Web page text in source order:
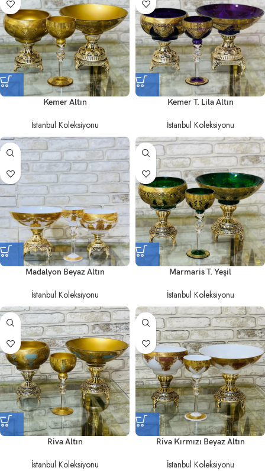
Kemer Altın
İstanbul Koleksiyonu
Kemer T. Lila Altın
İstanbul Koleksiyonu
Madalyon Beyaz Altın
İstanbul Koleksiyonu
Marmaris T. Yeşil
İstanbul Koleksiyonu
Riva Altın
İstanbul Koleksiyonu
Riva Kırmızı Beyaz Altın
İstanbul Koleksiyonu